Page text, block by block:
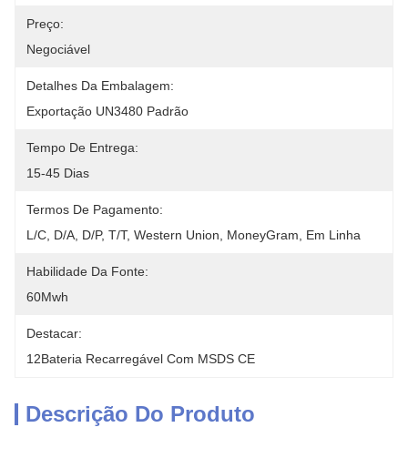
Preço:
Negociável
Detalhes Da Embalagem:
Exportação UN3480 Padrão
Tempo De Entrega:
15-45 Dias
Termos De Pagamento:
L/C, D/A, D/P, T/T, Western Union, MoneyGram, Em Linha
Habilidade Da Fonte:
60Mwh
Destacar:
12Bateria Recarregável Com MSDS CE
Descrição Do Produto